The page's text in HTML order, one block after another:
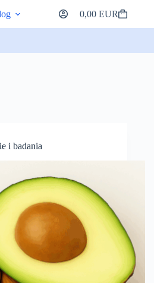
Koszyk
na
0,00 EUR
i badania